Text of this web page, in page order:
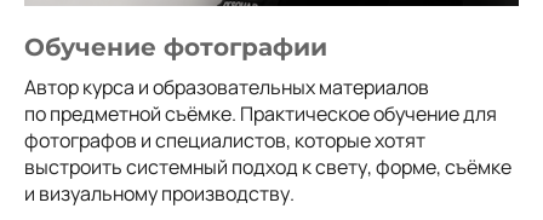
Обучение фотографии
Автор курса и образовательных материалов
по предметной съёмке. Практическое обучение для
фотографов и специалистов, которые хотят
выстроить системный подход к свету, форме, съёмке
и визуальному производству.